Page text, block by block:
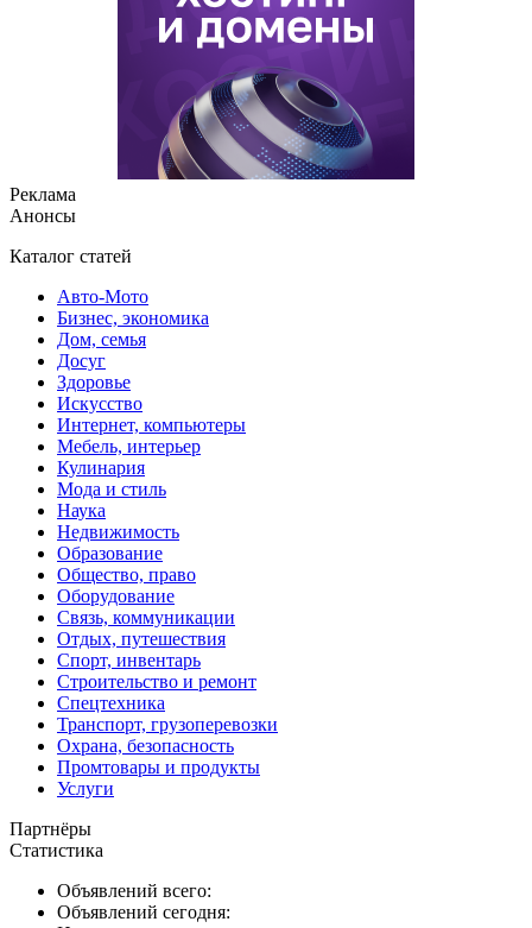
Реклама
Анонсы
Каталог статей
Авто-Мото
Бизнес, экономика
Дом, семья
Досуг
Здоровье
Искусство
Интернет, компьютеры
Мебель, интерьер
Кулинария
Мода и стиль
Наука
Недвижимость
Образование
Общество, право
Оборудование
Связь, коммуникации
Отдых, путешествия
Спорт, инвентарь
Строительство и ремонт
Спецтехника
Транспорт, грузоперевозки
Охрана, безопасность
Промтовары и продукты
Услуги
Партнёры
Статистика
Объявлений всего:
Объявлений сегодня: